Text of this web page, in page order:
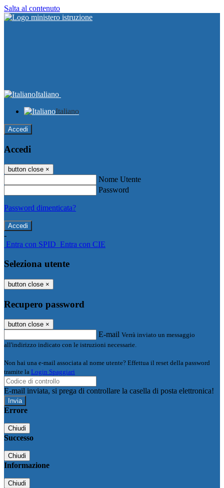
Salta al contenuto
Italiano
Italiano
Accedi
Accedi
button close ×
Nome Utente
Password
Password dimenticata?
-
Entra con SPID Entra con CIE
Seleziona utente
button close ×
Recupero password
button close ×
E-mail Verrà inviato un messaggio
all'indirizzo indicato con le istruzioni necessarie.
Non hai una e-mail associata al nome utente? Effettua il reset della password
tramite la Login Spaggiari
E-mail inviata, si prega di controllare la casella di posta elettronica!
Errore
Chiudi
Successo
Chiudi
Informazione
Chiudi